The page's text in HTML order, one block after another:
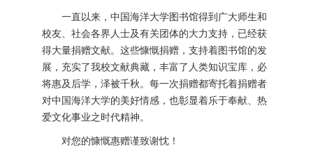
一直以来，中国海洋大学图书馆得到广大师生和
校友、社会各界人士及有关团体的大力支持，已经获
得大量捐赠文献。这些慷慨捐赠，支持着图书馆的发
展，充实了我校文献典藏，丰富了人类知识宝库，必
将惠及后学，泽被千秋。每一次捐赠都寄托着捐赠者
对中国海洋大学的美好情感，也彰显着乐于奉献、热
爱文化事业之时代精神。
对您的慷慨惠赠谨致谢忱！